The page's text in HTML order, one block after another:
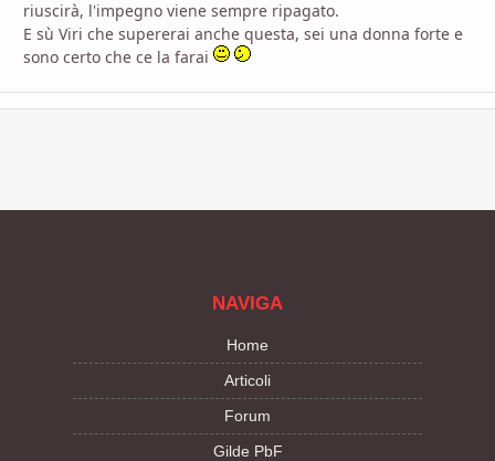
riuscirà, l'impegno viene sempre ripagato.
E sù Viri che supererai anche questa, sei una donna forte e
sono certo che ce la farai
NAVIGA
Home
Articoli
Forum
Gilde PbF